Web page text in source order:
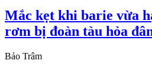
Mắc kẹt khi barie vừa
rơm bị đoàn tàu hỏa
Bảo Trâm